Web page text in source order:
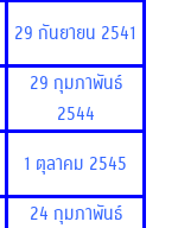
29 กันยายน 2541
29 กุมภาพันธ์
2544
1 ตุลาคม 2545
24 กุมภาพันธ์